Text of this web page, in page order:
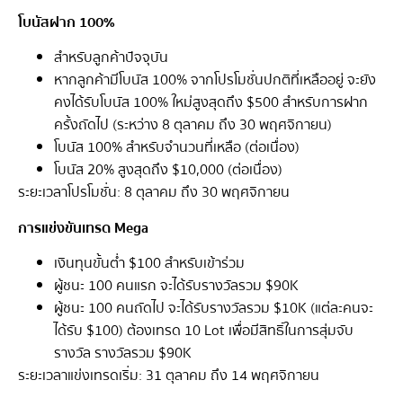
โบนัสฝาก 100%
สำหรับลูกค้าปัจจุบัน
หากลูกค้ามีโบนัส 100% จากโปรโมชั่นปกติที่เหลืออยู่ จะยัง
คงได้รับโบนัส 100% ใหม่สูงสุดถึง $500 สำหรับการฝาก
ครั้งถัดไป (ระหว่าง 8 ตุลาคม ถึง 30 พฤศจิกายน)
โบนัส 100% สำหรับจำนวนที่เหลือ (ต่อเนื่อง)
โบนัส 20% สูงสุดถึง $10,000 (ต่อเนื่อง)
ระยะเวลาโปรโมชั่น: 8 ตุลาคม ถึง 30 พฤศจิกายน
การแข่งขันเทรด Mega
เงินทุนขั้นต่ำ $100 สำหรับเข้าร่วม
ผู้ชนะ 100 คนแรก จะได้รับรางวัลรวม $90K
ผู้ชนะ 100 คนถัดไป จะได้รับรางวัลรวม $10K (แต่ละคนจะ
ได้รับ $100) ต้องเทรด 10 Lot เพื่อมีสิทธิ์ในการสุ่มจับ
รางวัล รางวัลรวม $90K
ระยะเวลาแข่งเทรดเริ่ม: 31 ตุลาคม ถึง 14 พฤศจิกายน